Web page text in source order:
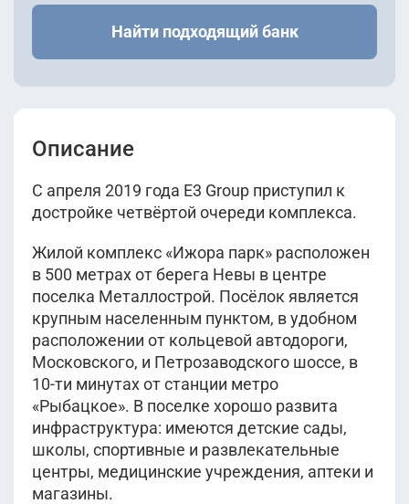
Найти подходящий банк
Описание
С апреля 2019 года E3 Group приступил к
достройке четвёртой очереди комплекса.
Жилой комплекс «Ижора парк» расположен
в 500 метрах от берега Невы в центре
поселка Металлострой. Посёлок является
крупным населенным пунктом, в удобном
расположении от кольцевой автодороги,
Московского, и Петрозаводского шоссе, в
10-ти минутах от станции метро
«Рыбацкое». В поселке хорошо развита
инфраструктура: имеются детские сады,
школы, спортивные и развлекательные
центры, медицинские учреждения, аптеки и
магазины.